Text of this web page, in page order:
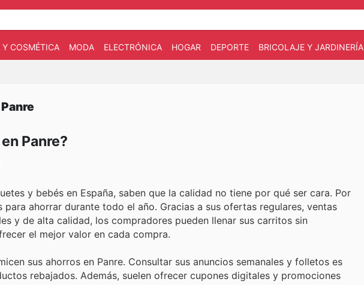
Y COSMÉTICA MODA ELECTRÓNICA HOGAR DEPORTE BRICOLAJE Y JARDINERÍA
Panre?
y bebés en España, saben que la calidad no tiene por qué ser cara. Por
ahorrar durante todo el año. Gracias a sus ofertas regulares, ventas
y de alta calidad, los compradores pueden llenar sus carritos sin
el mejor valor en cada compra.
sus ahorros en Panre. Consultar sus anuncios semanales y folletos es
rebajados. Además, suelen ofrecer cupones digitales y promociones